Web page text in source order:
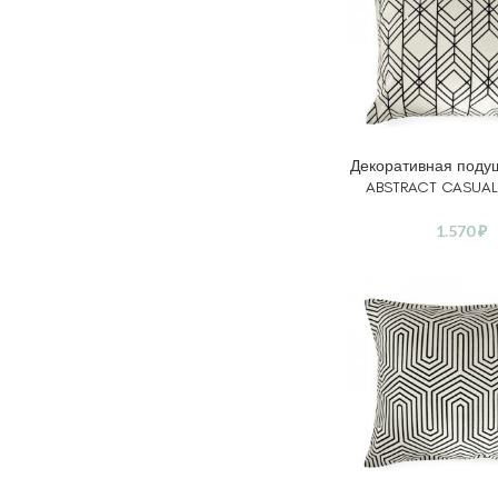
В КОРЗИНУ
Декоративная
ABSTRACT
1.570₽